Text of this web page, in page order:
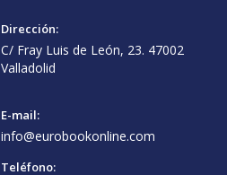
Dirección:
C/ Fray Luis de León, 23. 47002
Valladolid
E-mail:
info@eurobookonline.com
Teléfono: